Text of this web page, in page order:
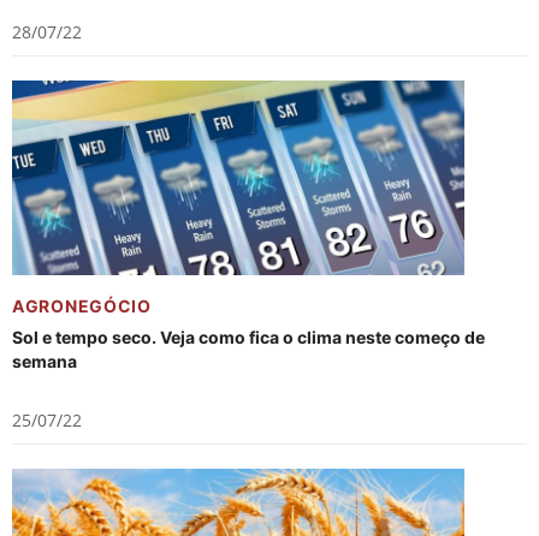
28/07/22
AGRONEGÓCIO
Sol e tempo seco. Veja como fica o clima neste começo de
semana
25/07/22